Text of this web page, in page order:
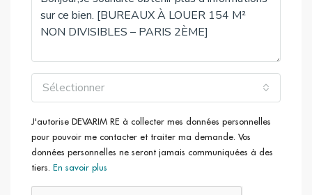
Sélectionner
J'autorise DEVARIM RE à collecter mes données personnelles
pour pouvoir me contacter et traiter ma demande. Vos
données personnelles ne seront jamais communiquées à des
tiers. En savoir plus